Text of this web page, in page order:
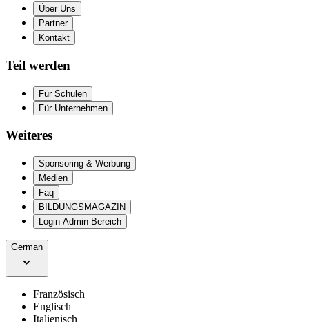
Über Uns
Partner
Kontakt
Teil werden
Für Schulen
Für Unternehmen
Weiteres
Sponsoring & Werbung
Medien
Faq
BILDUNGSMAGAZIN
Login Admin Bereich
German
Französisch
Englisch
Italienisch